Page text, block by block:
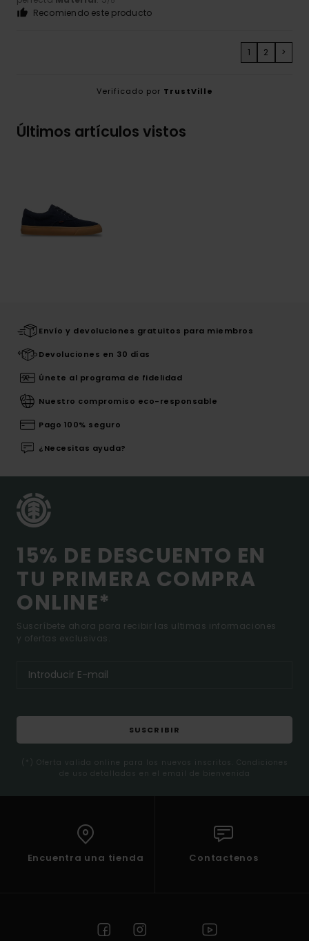
Recomiendo este producto
1 2 >
Verificado por TrustVille
Últimos artículos vistos
Envío y devoluciones gratuitos para miembros
Devoluciones en 30 días
Únete al programa de fidelidad
Nuestro compromiso eco-responsable
Pago 100% seguro
¿Necesitas ayuda?
15% DE DESCUENTO EN
TU PRIMERA COMPRA
ONLINE*
Suscríbete ahora para recibir las ultimas informaciones
y ofertas exclusivas.
SUSCRIBIR
(*) Oferta valida online para los nuevos inscritos. Condiciones
de uso detalladas en el email de bienvenida
Encuentra una tienda Contactenos